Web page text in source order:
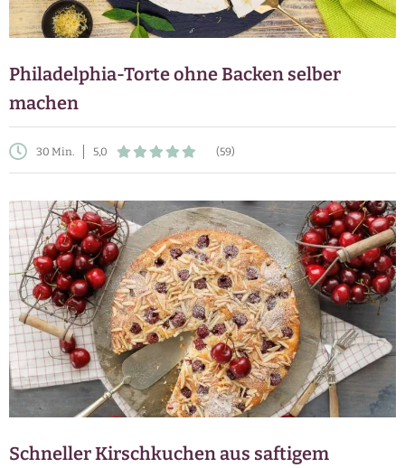
Philadelphia-Torte ohne Backen selber
machen
30 Min. 5,0 (59)
Schneller Kirschkuchen aus saftigem